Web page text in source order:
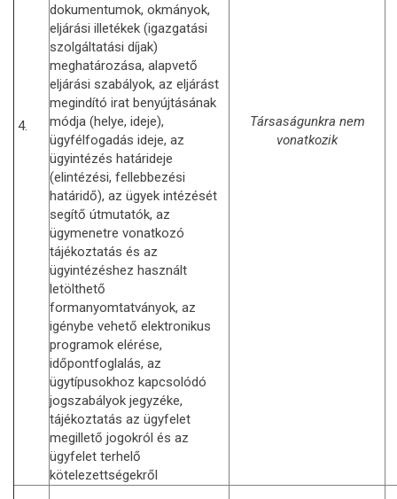
4.
dokumentumok, okmányok,
eljárási illetékek (igazgatási
szolgáltatási díjak)
meghatározása, alapvető
eljárási szabályok, az eljárást
megindító irat benyújtásának
módja (helye, ideje),
ügyfélfogadás ideje, az
ügyintézés határideje
(elintézési, fellebbezési
határidő), az ügyek intézését
segítő útmutatók, az
ügymenetre vonatkozó
tájékoztatás és az
ügyintézéshez használt
letölthető
formanyomtatványok, az
igénybe vehető elektronikus
programok elérése,
időpontfoglalás, az
ügytípusokhoz kapcsolódó
jogszabályok jegyzéke,
tájékoztatás az ügyfelet
megillető jogokról és az
ügyfelet terhelő
kötelezettségekről
Társaságunkra nem
vonatkozik